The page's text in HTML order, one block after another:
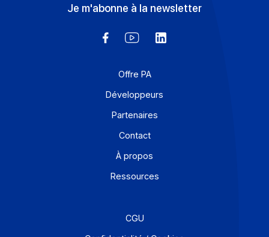
Solutions de digitalisations des Workflows et
Je m'abonne à la newsletter
Offre PA